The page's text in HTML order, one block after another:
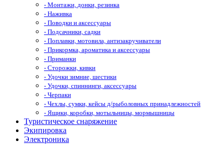
- Монтажи, донки, резинка
- Наживка
- Поводки и аксессуары
- Подсачники, садки
- Поплавки, мотовила, антизакручиватели
- Прикормка, ароматика и аксессуары
- Приманки
- Сторожки, кивки
- Удочки зимние, шестики
- Удочки, спиннинги, аксессуары
- Черпаки
- Чехлы, сумки, кейсы д/рыболовных принадлежностей
- Ящики, коробки, мотыльницы, мормышницы
Туристическое снаряжение
Экипировка
Электроника